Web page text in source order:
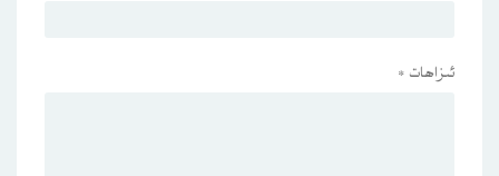
ئىزاھات *